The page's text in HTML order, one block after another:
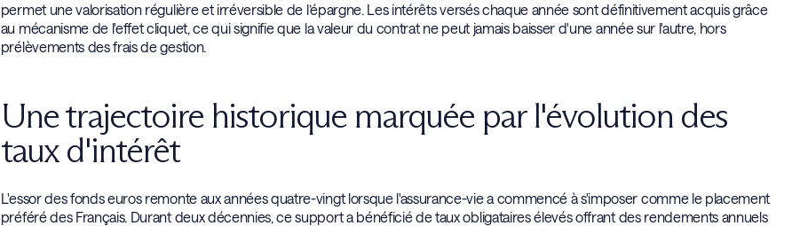
permet une valorisation régulière et irréversible de l’épargne. Les intérêts versés chaque année sont définitivement acquis grâce
au mécanisme de l'effet cliquet, ce qui signifie que la valeur du contrat ne peut jamais baisser d'une année sur l'autre, hors
prélèvements des frais de gestion.
Une trajectoire historique marquée par l'évolution des
taux d'intérêt
L'essor des fonds euros remonte aux années quatre-vingt lorsque l'assurance-vie a commencé à s'imposer comme le placement
préféré des Français. Durant deux décennies, ce support a bénéficié de taux obligataires élevés offrant des rendements annuels